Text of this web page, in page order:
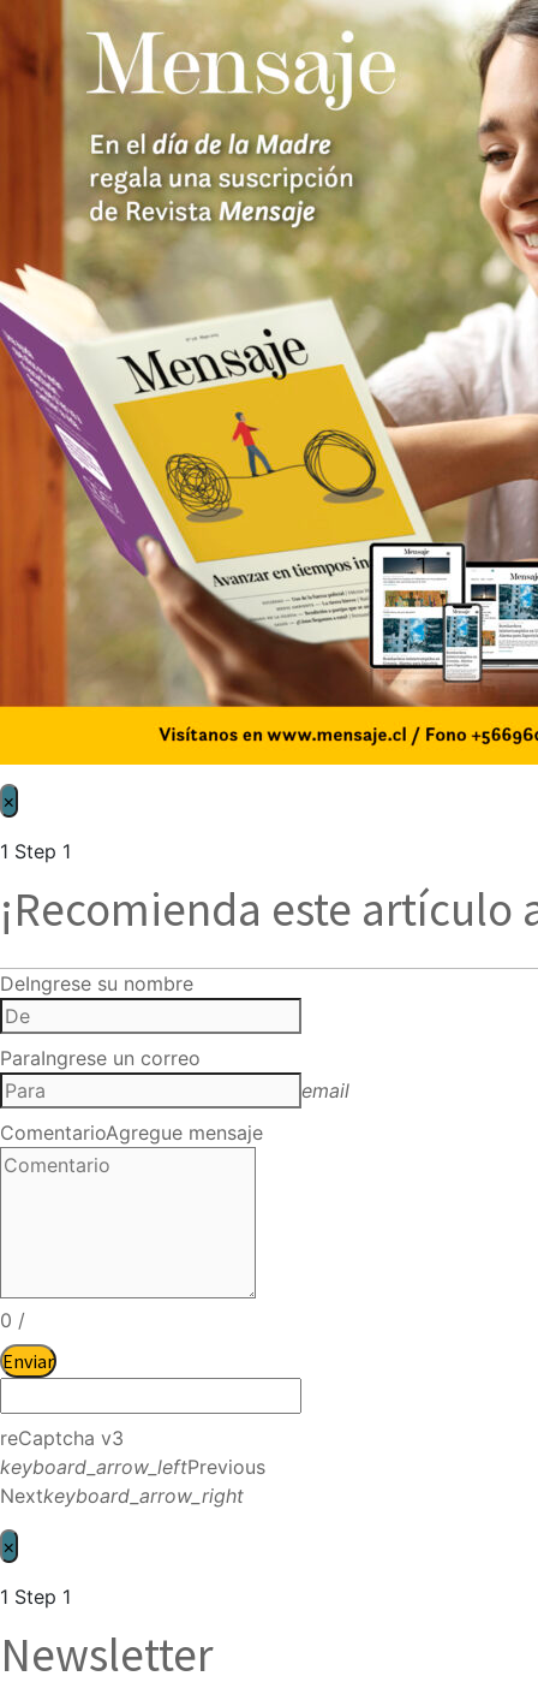
×
1 Step 1
¡Recomienda este artículo
DeIngrese su nombre
ParaIngrese un correo
email
ComentarioAgregue mensaje
0 /
Enviar
reCaptcha v3
keyboard_arrow_leftPrevious
Nextkeyboard_arrow_right
×
1 Step 1
Newsletter